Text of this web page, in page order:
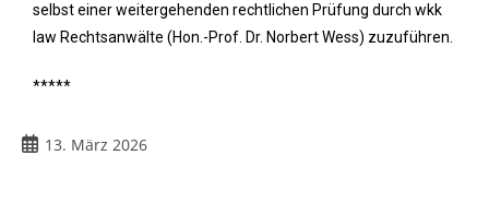
selbst einer weitergehenden rechtlichen Prüfung durch wkk
law Rechtsanwälte (Hon.-Prof. Dr. Norbert Wess) zuzuführen.
*****
13. März 2026